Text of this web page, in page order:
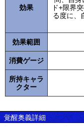
効果
ド+限界
る度に、
効果範囲
消費ゲージ
所持キャラ
クター
覚醒奥義詳細